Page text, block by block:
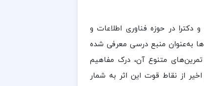
دکترا در حوزه فناوری اطلاعات و
به‌عنوان منبع درسی معرفی شده
متنوع آن، درک مفاهیم
از نقاط قوت این اثر به شمار